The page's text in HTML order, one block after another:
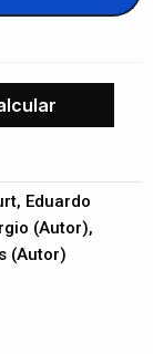
Eduardo
(Autor),
(Autor)